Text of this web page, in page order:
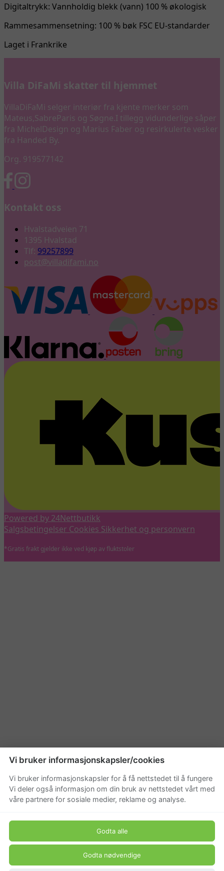
Digitaltrykk: Vannholdig blekk (vann) 100 % økologisk
Rammesammensetning: 100 % bøk FSC EU-standarder
Laget i Frankrike
Villa DiFaMi skatter til hjemmet
VillaDiFaMi selger interiør fra kjente merker som
Mateus,SabreParis og Søgne.I tillegg vidunderlige såper
fra MichelDesign og Marius Faber og resirkulerte vesker
fra Handed By.
Org. 919577142
Kontakt oss
Hvalstadveien 71
1395 Hvalstad
Tlf: 99257899
post@villadifami.no
Powered by 24Nettbutikk
Salgsbetingelser Cookies Sikkerhet og personvern
*Gratis frakt gjelder ikke ved kjøp av fluktstoler
Vi bruker informasjonskapsler/cookies
Vi bruker informasjonskapsler for å få nettstedet til å fungere
Vi deler også informasjon om din bruk av nettstedet vårt med
våre partnere for sosiale medier, reklame og analyse.
Godta alle
Godta nødvendige